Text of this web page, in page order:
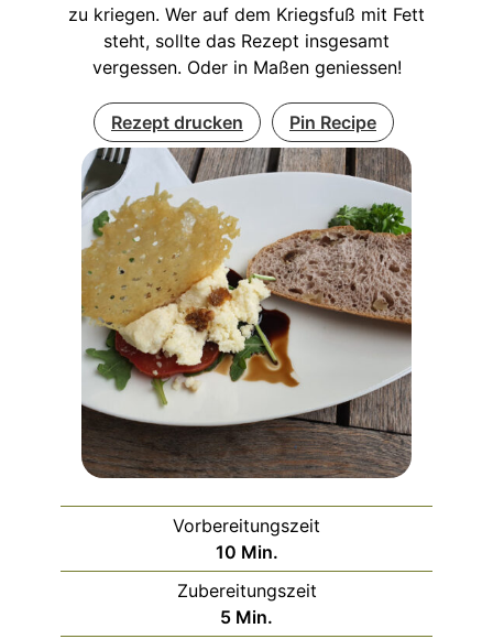
zu kriegen. Wer auf dem Kriegsfuß mit Fett
steht, sollte das Rezept insgesamt
vergessen. Oder in Maßen geniessen!
Rezept drucken Pin Recipe
Vorbereitungszeit
10Minuten
Min.
Zubereitungszeit
5Minuten
Min.